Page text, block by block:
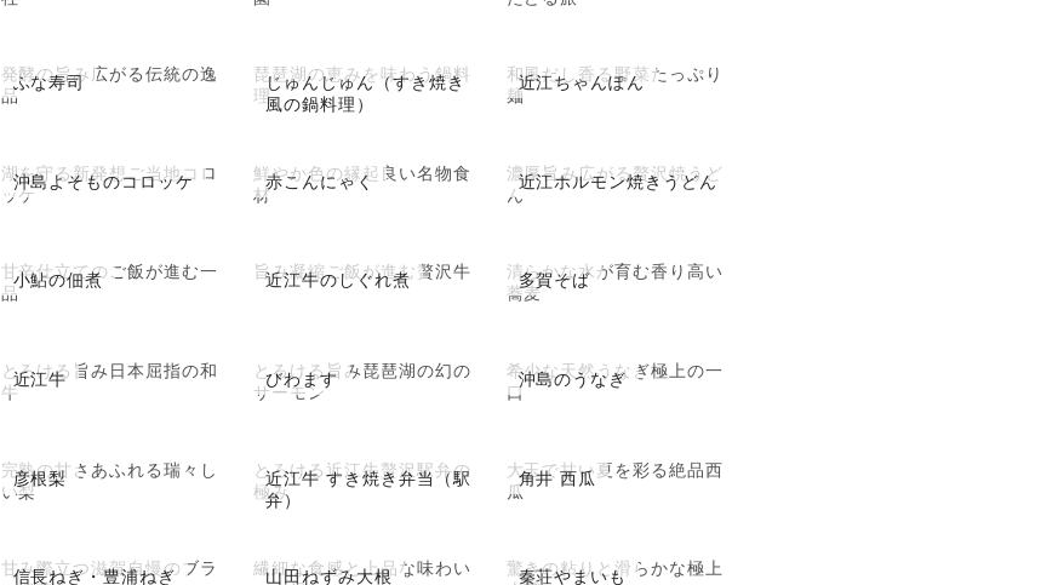
ふな寿司
発酵の旨み広がる伝統の逸
品
じゅんじゅん（すき焼き
風の鍋料理）
琵琶湖の恵みを味わう鍋料
理
近江ちゃんぽん
和風だし香る野菜たっぷり
麺
沖島よそものコロッケ
湖を守る新発想ご当地コロ
ッケ
赤こんにゃく
鮮やか色の縁起良い名物食
材
近江ホルモン焼きうどん
濃厚旨み広がる贅沢焼うど
ん
小鮎の佃煮
甘辛仕立てのご飯が進む一
品
近江牛のしぐれ煮
旨み凝縮ご飯が進む贅沢牛 多賀そば
清らかな水が育む香り高い
蕎麦
近江牛
とろける旨み日本屈指の和
牛
びわます
とろける旨み琵琶湖の幻の
サーモン
沖島のうなぎ
希少な天然うなぎ極上の一
口
彦根梨
完熟の甘さあふれる瑞々し
い梨
近江牛 すき焼き弁当（駅
弁）
とろける近江牛贅沢駅弁の
極み
角井 西瓜
大玉で甘い夏を彩る絶品西
瓜
信長ねぎ・豊浦ねぎ
甘み際立つ滋賀自慢のブラ
山田ねずみ大根
繊細な食感と上品な味わい
秦荘やまいも
驚きの粘りと滑らかな極上